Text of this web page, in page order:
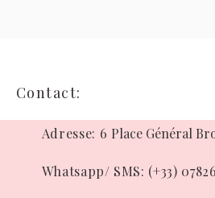
Contact:
Adresse: 6 Place Général
Whatsapp/ SMS: (+33)